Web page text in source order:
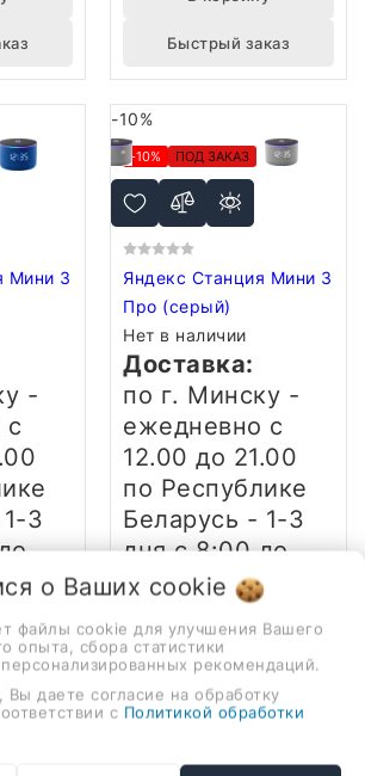
Быстрый заказ
Мини 3
-
с
3
-10%
-10% ПОД ЗАКАЗ
Яндекс Станция Мини 3
Про (серый)
Нет в наличии
Доставка:
по г. Минску -
ежедневно с
12.00 до 21.00
по Республике
Беларусь - 1-3
дняс 8:00 до
23:00, график
доставки в ваш
населённый
пункт уточняйте
у менеджера
Гарантия:
о Ваших cookie
файлы cookie для улучшения Вашего
опыта, сбора статистики
рекомендаций.
Вы даете согласие на обработку
с Политикой обработки